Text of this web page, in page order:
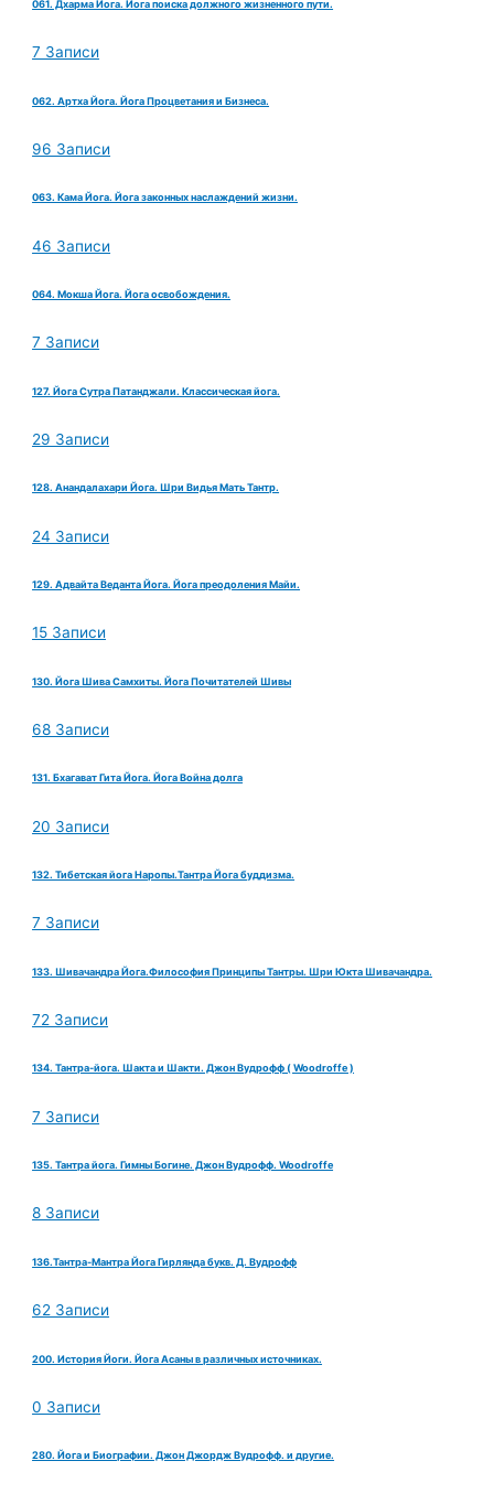
061. Дхарма Йога. Йога поиска должного жизненного пути.
7 Записи
062. Артха Йога. Йога Процветания и Бизнеса.
96 Записи
063. Кама Йога. Йога законных наслаждений жизни.
46 Записи
064. Мокша Йога. Йога освобождения.
7 Записи
127. Йога Сутра Патанджали. Классическая йога.
29 Записи
128. Анандалахари Йога. Шри Видья Мать Тантр.
24 Записи
129. Адвайта Веданта Йога. Йога преодоления Майи.
15 Записи
130. Йога Шива Самхиты. Йога Почитателей Шивы
68 Записи
131. Бхагават Гита Йога. Йога Война долга
20 Записи
132. Тибетская йога Наропы.Тантра Йога буддизма.
7 Записи
133. Шивачандра Йога.Философия Принципы Тантры. Шри Юкта Шивачандра.
72 Записи
134. Тантра-йога. Шакта и Шакти. Джон Вудрофф ( Woodroffe )
7 Записи
135. Тантра йога. Гимны Богине. Джон Вудрофф. Woodroffe
8 Записи
136.Тантра-Мантра Йога Гирлянда букв. Д. Вудрофф
62 Записи
200. История Йоги. Йога Асаны в различных источниках.
0 Записи
280. Йога и Биографии. Джон Джордж Вудрофф. и другие.